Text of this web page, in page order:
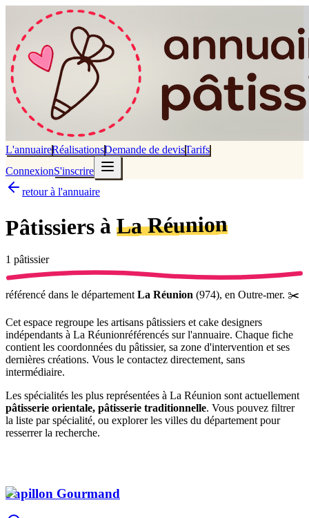
L'annuaireRéalisationsDemande de devisTarifs
ConnexionS'inscrire
retour à l'annuaire
Pâtissiers àLa Réunion
1 pâtissier
référencé dans le département La Réunion (974), en Outre-mer. ✂️
Cet espace regroupe les artisans pâtissiers et cake designers
indépendants à La Réunionréférencés sur l'annuaire. Chaque fiche
contient les coordonnées du pâtissier, sa zone d'intervention et ses
dernières créations. Vous le contactez directement, sans
intermédiaire.
Les spécialités les plus représentées à La Réunion sont actuellement
pâtisserie orientale, pâtisserie traditionnelle. Vous pouvez filtrer
la liste par spécialité, ou explorer les villes du département pour
resserrer la recherche.
Papillon Gourmand